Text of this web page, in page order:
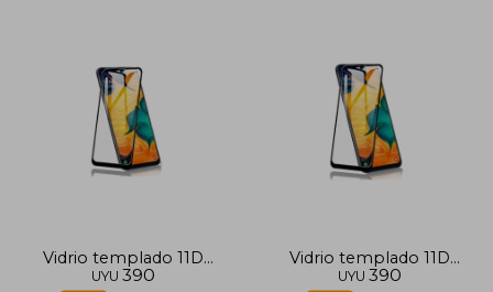
Vidrio templado 11D
para Iphone 11
UYU 390
Vidrio templado 11D
para Iphone 12 Pro
UYU 390